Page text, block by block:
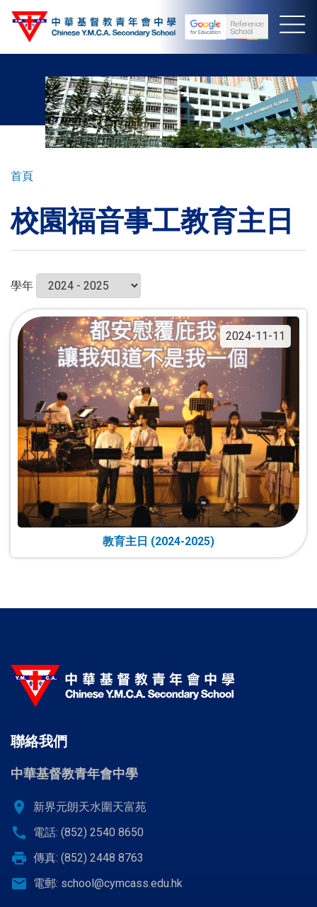
導
連
結
首頁
校園福音事工教育主日
學年
2024-11-11
教育主日 (2024-2025)
聯絡我們
中華基督教青年會中學
location_on 新界元朗天水圍天富苑
call 電話: (852) 2540 8650
print 傳真: (852) 2448 8763
email 電郵: school@cymcass.edu.hk